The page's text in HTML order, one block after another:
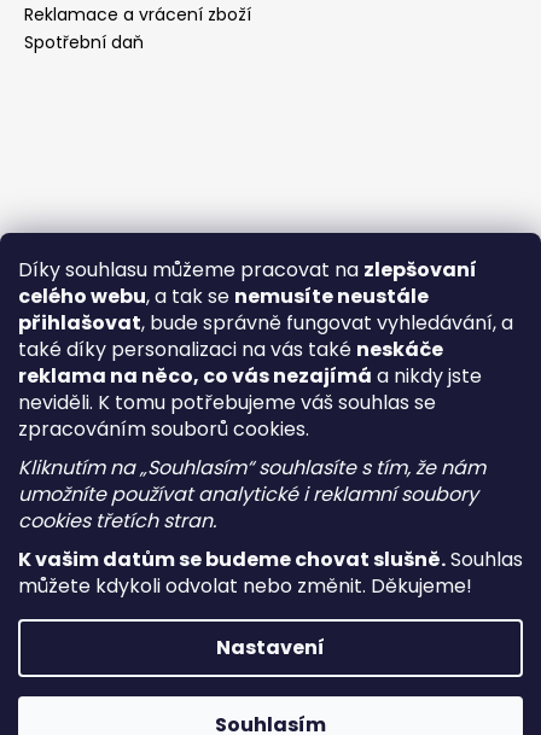
Díky souhlasu můžeme pracovat na zlepšovaní
celého webu, a tak se nemusíte neustále
přihlašovat, bude správně fungovat vyhledávání, a
také díky personalizaci na vás také neskáče
reklama na něco, co vás nezajímá a nikdy jste
neviděli. K tomu potřebujeme váš souhlas se
zpracováním souborů cookies.
Kliknutím na „Souhlasím“ souhlasíte s tím, že nám
umožníte používat analytické i reklamní soubory
cookies třetích stran.
K vašim datům se budeme chovat slušně.Souhlas
můžete kdykoli odvolat nebo změnit. Děkujeme!
Nastavení
Souhlasím
Reklamace a vrácení zboží
Spotřební daň
Vytvořil Shoptet
Copyright 2026i-vape. Všechna práva vyhrazena.Upravit
nastavení cookies